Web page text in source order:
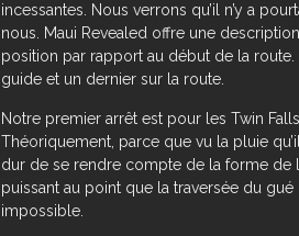
incessantes. Nous verrons qu’il n’y a
nous. Maui Revealed offre une
position par rapport au début de la
guide et un dernier sur la route.
Notre premier arrêt est pour les Twin
Théoriquement, parce que vu la pluie
dur de se rendre compte de la forme de
puissant au point que la traversée du
impossible.